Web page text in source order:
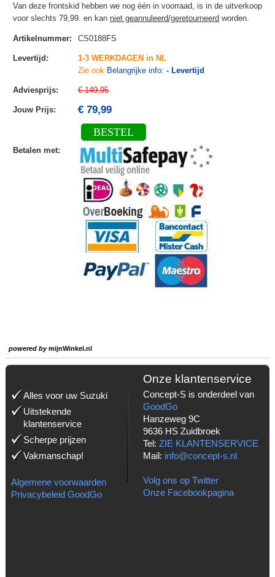
Van deze frontskid hebben we nog één in voorraad, is in de uitverkoop
voor slechts 79,99. en kan niet geannuleerd/geretourneerd worden.
Artikelnummer: CS0188FS
Levertijd :
1-3 WERKDAGEN in NL
Zie ook Belangrijke info: - Levertijd
Adviesprijs: € 149,95
Jouw Prijs: € 79,99
BESTEL
Betalen met:
powered bymijnWinkel.nl
Alles voor uw Suzuki
Uitstekende
klantenservice
Scherpe prijzen
Vakmanschap!
Algemene voorwaarden
Privacybeleid GoodGo
Onze klantenservice
Concept-S is onderdeel van
GoodGo
Hanzeweg 9C
9636 HS Zuidbroek
Tel: ZIE KLANTENSERVICE
Mail: info@concept-s.nl
Volg ons op Twitter
Onze Facebookpagina